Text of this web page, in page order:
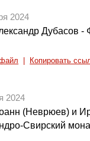
2024
Дубасов
Копировать
2024
(Неврюев) и
Свирский